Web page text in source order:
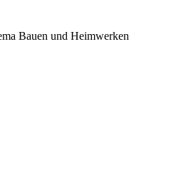
Bauen und Heimwerken